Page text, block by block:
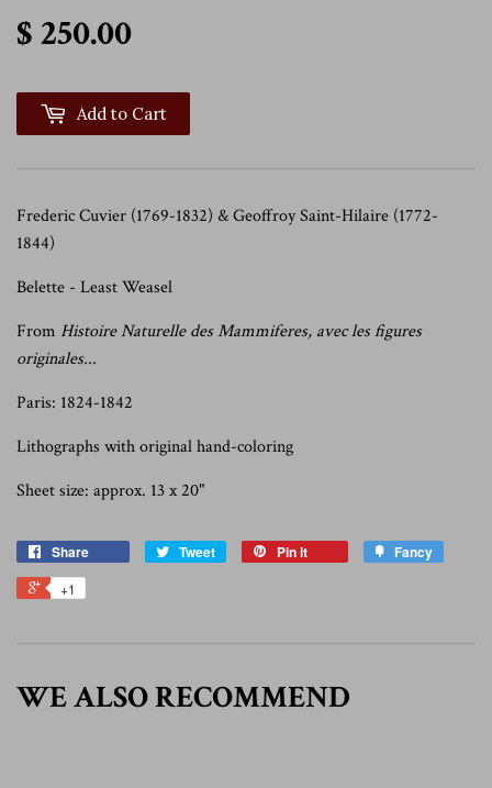
$ 250.00
Add to Cart
Frederic Cuvier (1769-1832) & Geoffroy Saint-Hilaire (1772-
1844)
Belette - Least Weasel
From Histoire Naturelle des Mammiferes, avec les figures
originales...
Paris: 1824-1842
Lithographs with original hand-coloring
Sheet size: approx. 13 x 20"
Share Tweet Pin it Fancy
+1
WE ALSO RECOMMEND